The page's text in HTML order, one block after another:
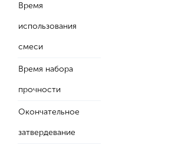
Время
использования
смеси
Время набора
прочности
Окончательное
затвердевание